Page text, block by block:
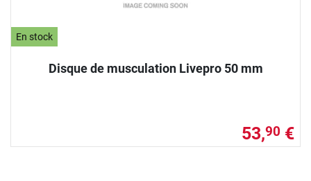
En stock
Disque de musculation Livepro 50 mm
53,90 €